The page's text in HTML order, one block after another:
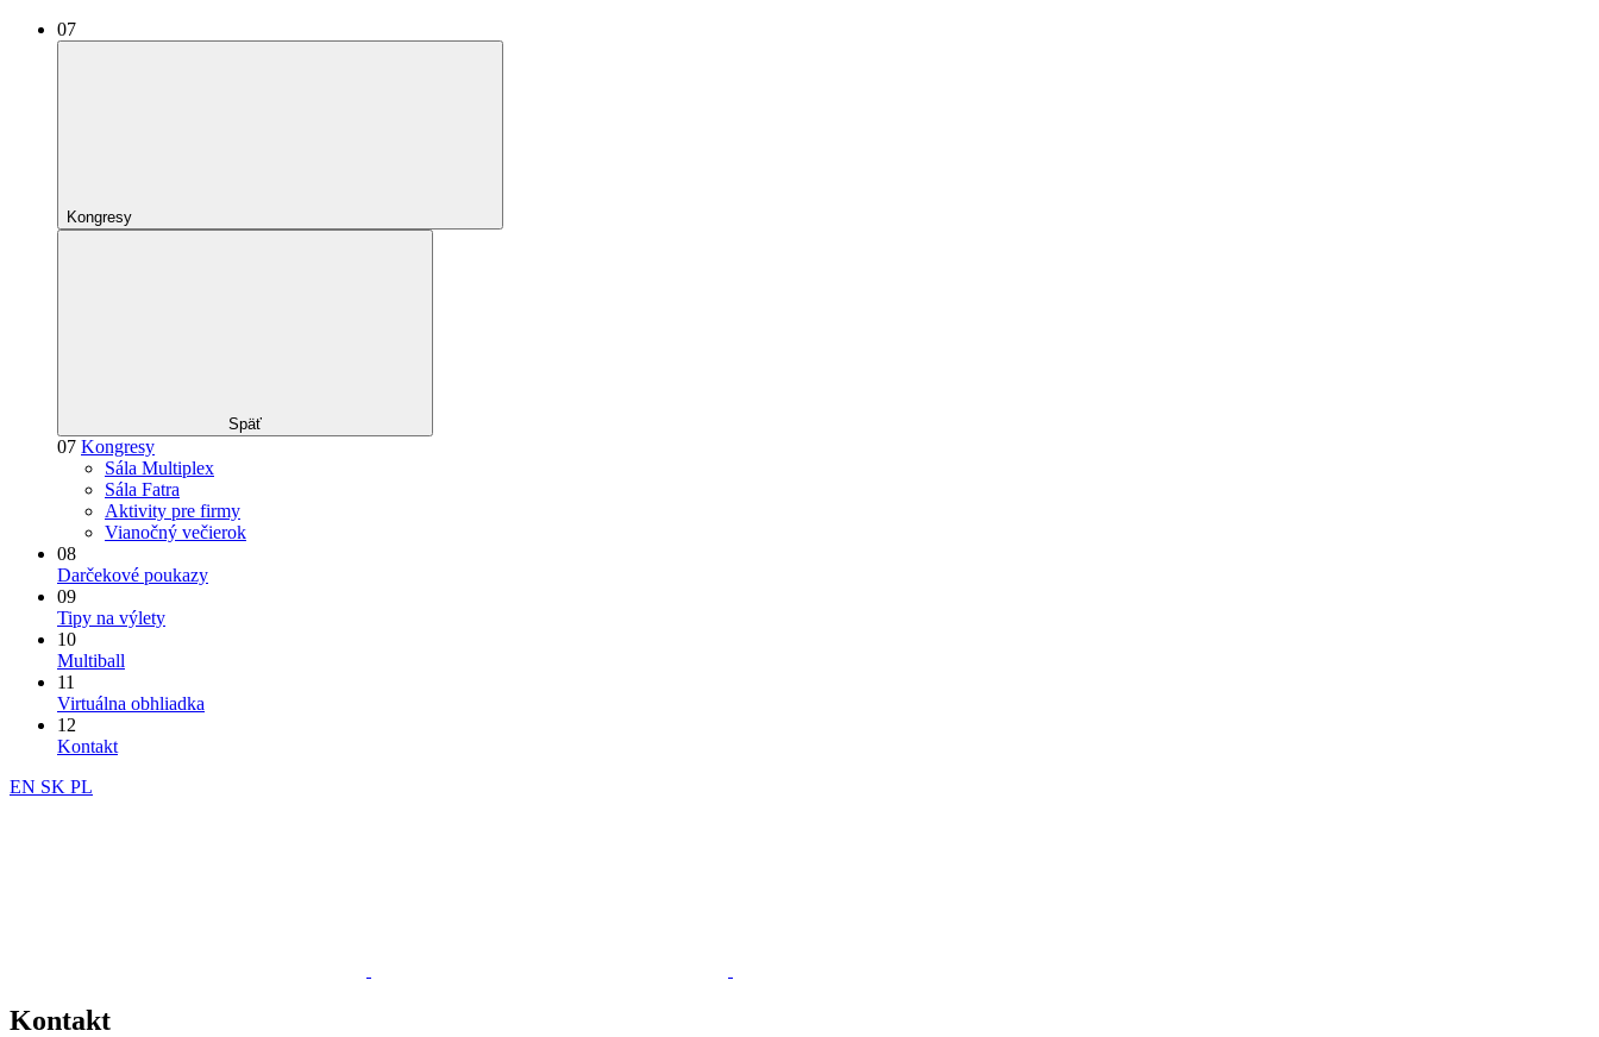
07
Kongresy
Späť
07 Kongresy
Sála Multiplex
Sála Fatra
Aktivity pre firmy
Vianočný večierok
08
Darčekové poukazy
09
Tipy na výlety
10
Multiball
11
Virtuálna obhliadka
12
Kontakt
EN SK PL
Kontakt